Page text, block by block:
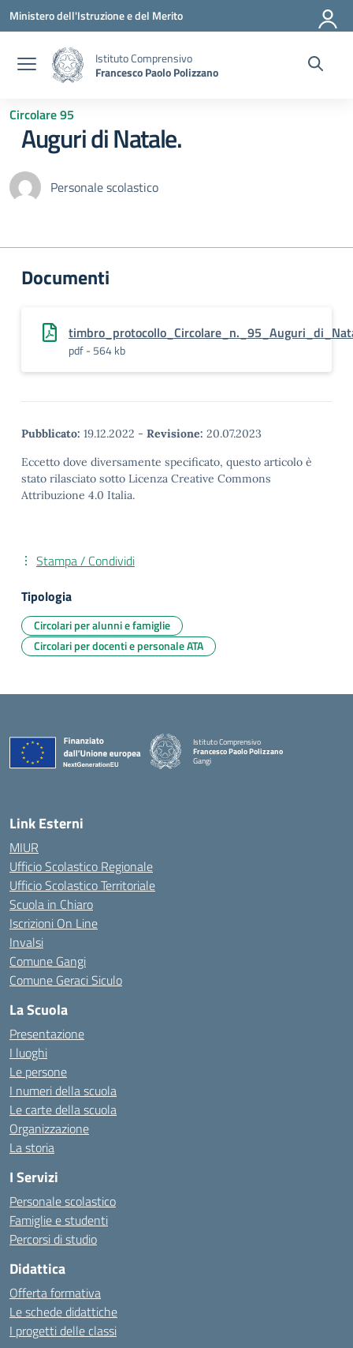
Vai ai contenuti
Vai al menu di navigazione
Vai al footer
Ministero dell'Istruzione e del Merito
Istituto Comprensivo
Francesco Paolo Polizzano
Circolare 95
Auguri di Natale.
Personale scolastico
Documenti
pdf - 564 kb
Pubblicato: 19.12.2022 - Revisione: 20.07.2023
Eccetto dove diversamente specificato, questo articolo è
stato rilasciato sotto Licenza Creative Commons
Attribuzione 4.0 Italia.
Stampa / Condividi
Tipologia
Circolari per alunni e famiglie
Circolari per docenti e personale ATA
Istituto Comprensivo
Francesco Paolo Polizzano
Gangi
— Visita la pagina iniziale della scuola
Link Esterni
MIUR
Ufficio Scolastico Regionale
Ufficio Scolastico Territoriale
Scuola in Chiaro
Iscrizioni On Line
Invalsi
Comune Gangi
Comune Geraci Siculo
La Scuola
Presentazione
I luoghi
Le persone
I numeri della scuola
Le carte della scuola
Organizzazione
La storia
I Servizi
Personale scolastico
Famiglie e studenti
Percorsi di studio
Didattica
Offerta formativa
Le schede didattiche
I progetti delle classi